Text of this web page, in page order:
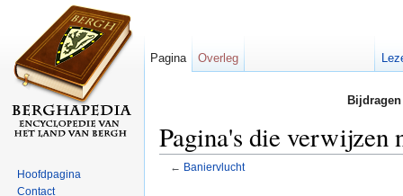
Pagina's die
← Baniervlucht
Pagina Overleg
Hoofdpagina
Contact